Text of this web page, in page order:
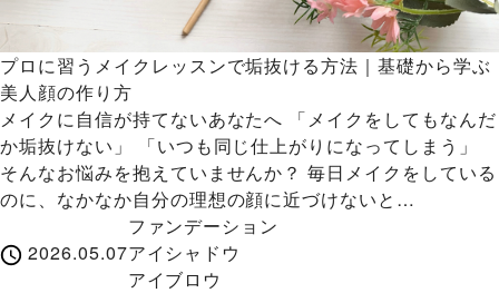
プロに習うメイクレッスンで垢抜ける方法｜基礎から学ぶ
美人顔の作り方
メイクに自信が持てないあなたへ 「メイクをしてもなんだ
か垢抜けない」 「いつも同じ仕上がりになってしまう」
そんなお悩みを抱えていませんか？ 毎日メイクをしている
のに、なかなか自分の理想の顔に近づけないと…
2026.05.07
ファンデーション
アイシャドウ
アイブロウ